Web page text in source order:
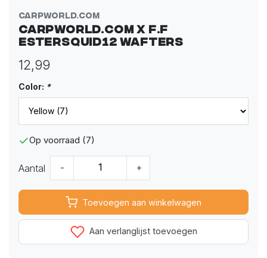
Carpworld.com
Carpworld.com X F.F
EsterSquid12 Wafters
12,99
Color: *
Op voorraad (7)
Aantal - +
Toevoegen aan winkelwagen
Aan verlanglijst toevoegen